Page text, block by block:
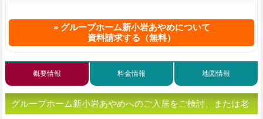
グループホーム新小岩あやめについて
資料請求する（無料）
概要情報 料金情報 地図情報
グループホーム新小岩あやめへのご入居をご検討、または老